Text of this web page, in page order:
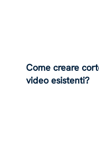
Come creare
video esistenti?